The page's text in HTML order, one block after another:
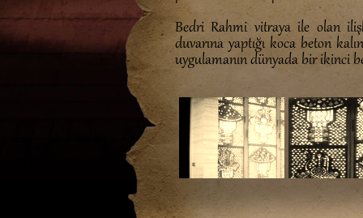
Bedri Rahmi vitraya ile olan
duvarına yaptığı koca beton
uygulamanın dünyada bir ikinci